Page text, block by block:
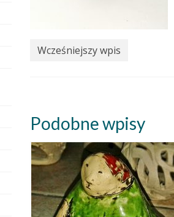
Wcześniejszy wpis
Podobne wpisy